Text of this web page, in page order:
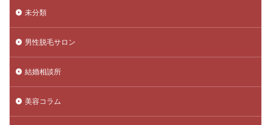
未分類
男性脱毛サロン
結婚相談所
美容コラム